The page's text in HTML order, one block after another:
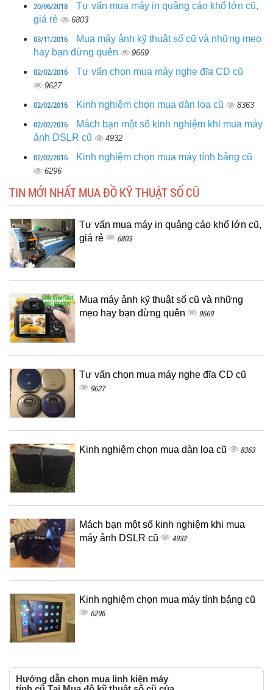
20/06/2018
Tư vấn mua máy in quảng cáo khổ lớn cũ,
giá rẻ
6803
03/11/2016
Mua máy ảnh kỹ thuật số cũ và những mẹo
hay bạn đừng quên
9669
02/02/2016 Tư vấn chọn mua máy nghe đĩa CD cũ
9627
02/02/2016 Kinh nghiệm chọn mua dàn loa cũ 8363
02/02/2016
Mách bạn một số kinh nghiệm khi mua máy
ảnh DSLR cũ
4932
02/02/2016 Kinh nghiệm chọn mua máy tính bảng cũ
6296
TIN MỚI NHẤT MUA ĐỒ KỸ THUẬT SỐ CŨ
Tư vấn mua máy in quảng cáo khổ lớn cũ,
giá rẻ
6803
Mua máy ảnh kỹ thuật số cũ và những
mẹo hay bạn đừng quên
9669
Tư vấn chọn mua máy nghe đĩa CD cũ
9627
Kinh nghiệm chọn mua dàn loa cũ 8363
Mách bạn một số kinh nghiệm khi mua
máy ảnh DSLR cũ
4932
Kinh nghiệm chọn mua máy tính bảng cũ
6296
Hướng dẫn chọn mua linh kiện máy